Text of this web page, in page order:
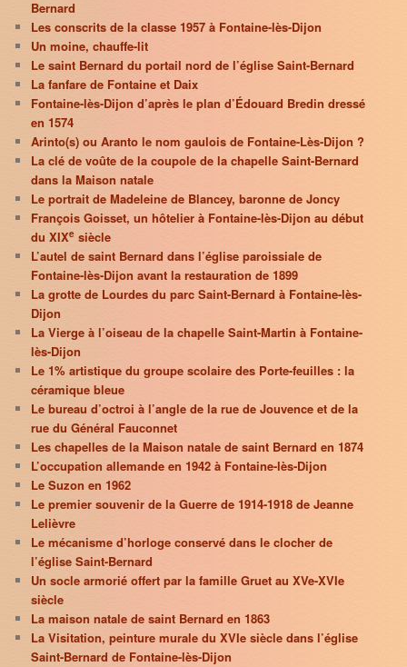
Bernard
Les conscrits de la classe 1957 à Fontaine-lès-Dijon
Un moine, chauffe-lit
Le saint Bernard du portail nord de l’église Saint-Bernard
La fanfare de Fontaine et Daix
Fontaine-lès-Dijon d’après le plan d’Édouard Bredin dressé
en 1574
Arinto(s) ou Aranto le nom gaulois de Fontaine-Lès-Dijon ?
La clé de voûte de la coupole de la chapelle Saint-Bernard
dans la Maison natale
Le portrait de Madeleine de Blancey, baronne de Joncy
François Goisset, un hôtelier à Fontaine-lès-Dijon au début
du XIXe siècle
L’autel de saint Bernard dans l’église paroissiale de
Fontaine-lès-Dijon avant la restauration de 1899
La grotte de Lourdes du parc Saint-Bernard à Fontaine-lès-
Dijon
La Vierge à l’oiseau de la chapelle Saint-Martin à Fontaine-
lès-Dijon
Le 1% artistique du groupe scolaire des Porte-feuilles : la
céramique bleue
Le bureau d’octroi à l’angle de la rue de Jouvence et de la
rue du Général Fauconnet
Les chapelles de la Maison natale de saint Bernard en 1874
L’occupation allemande en 1942 à Fontaine-lès-Dijon
Le Suzon en 1962
Le premier souvenir de la Guerre de 1914-1918 de Jeanne
Lelièvre
Le mécanisme d’horloge conservé dans le clocher de
l’église Saint-Bernard
Un socle armorié offert par la famille Gruet au XVe-XVIe
siècle
La maison natale de saint Bernard en 1863
La Visitation, peinture murale du XVIe siècle dans l’église
Saint-Bernard de Fontaine-lès-Dijon